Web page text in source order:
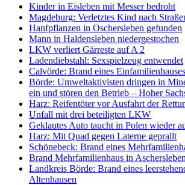
Kinder in Eisleben mit Messer bedroht
Magdeburg: Verletztes Kind nach
Hanfpflanzen in Oschersleben gefunden
Mann in Haldensleben niedergestochen
LKW verliert Gärreste auf A 2
Ladendiebstahl: Sexspielzeug entwendet
Calvörde: Brand eines
Börde: Umweltaktivisten dringen in
ein und stören den Betrieb – Hoher
Harz: Reifentöter vor Ausfahrt der
Unfall mit drei beteiligten LKW
Geklautes Auto taucht in Polen wieder
Harz: Mit Quad gegen Laterne geprallt
Schönebeck: Brand eines
Brand Mehrfamilienhaus in Aschersleben
Landkreis Börde: Brand eines
Altenhausen